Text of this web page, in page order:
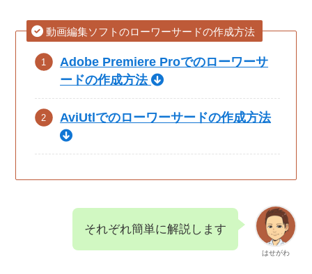
動画編集ソフトのローワーサードの作成方法
Adobe Premiere Proでのローワーサ
ードの作成方法
AviUtlでのローワーサードの作成方法
はせがわ
それぞれ簡単に解説します